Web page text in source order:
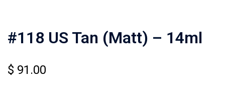
#118 US Tan (Matt) – 14ml
$ 91.00